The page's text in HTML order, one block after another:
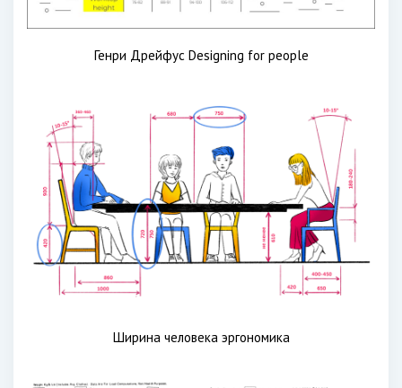
Генри Дрейфус Designing for people
Ширина человека эргономика